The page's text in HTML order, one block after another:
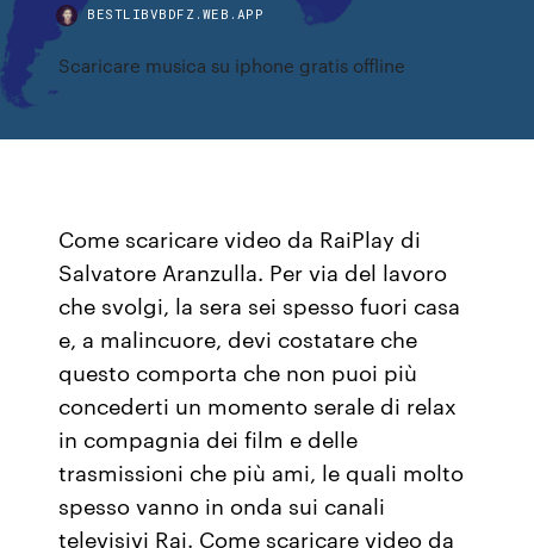
BESTLIBVBDFZ.WEB.APP
Scaricare musica su iphone gratis offline
Come scaricare video da RaiPlay di
Salvatore Aranzulla. Per via del lavoro
che svolgi, la sera sei spesso fuori casa
e, a malincuore, devi costatare che
questo comporta che non puoi più
concederti un momento serale di relax
in compagnia dei film e delle
trasmissioni che più ami, le quali molto
spesso vanno in onda sui canali
televisivi Rai. Come scaricare video da